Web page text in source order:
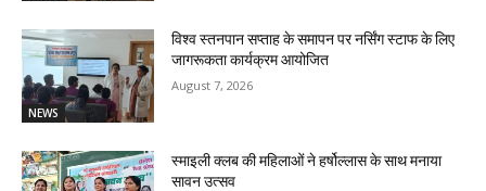
NEWS
विश्व स्तनपान सप्ताह के समापन पर नर्सिंग स्टाफ के लिए
जागरूकता कार्यक्रम आयोजित
August 7, 2026
स्माइली क्लब की महिलाओं ने हर्षोल्लास के साथ मनाया
सावन उत्सव